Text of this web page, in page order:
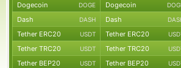
Dogecoin DOGE Dogecoin
Dash DASH Dash
Tether ERC20 USDT Tether ERC20
Tether TRC20 USDT Tether TRC20
Tether BEP20 USDT Tether BEP20